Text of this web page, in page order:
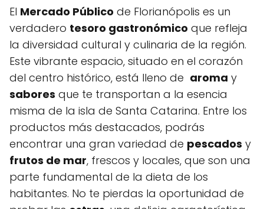
El Mercado Público de‌ Florianópolis es un
‍verdadero tesoro gastronómico que refleja
la diversidad cultural y culinaria de‌ la región.
Este vibrante espacio, situado en el corazón
del centro histórico, está lleno de ‍ aroma y
sabores que te transportan a la esencia​
misma de la isla⁤ de Santa Catarina. Entre los
productos más destacados, podrás
encontrar una gran variedad de pescados y
frutos de mar, frescos y ​locales, que son una
parte fundamental de la​ dieta de los
habitantes. No te pierdas la oportunidad‌ de